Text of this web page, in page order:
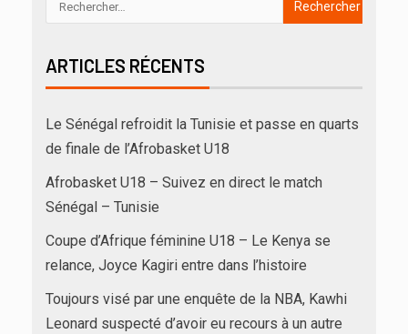
ARTICLES RÉCENTS
Le Sénégal refroidit la Tunisie et passe en quarts
de finale de l’Afrobasket U18
Afrobasket U18 – Suivez en direct le match
Sénégal – Tunisie
Coupe d’Afrique féminine U18 – Le Kenya se
relance, Joyce Kagiri entre dans l’histoire
Toujours visé par une enquête de la NBA, Kawhi
Leonard suspecté d’avoir eu recours à un autre